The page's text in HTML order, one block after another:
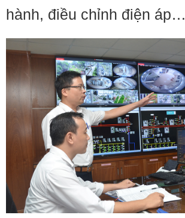
hành, điều chỉnh điện áp…